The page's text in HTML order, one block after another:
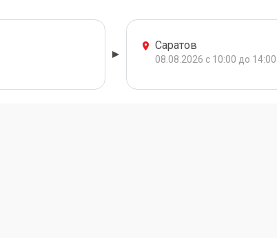
Саратов
08.08.2026 с 10:00 до 14:00